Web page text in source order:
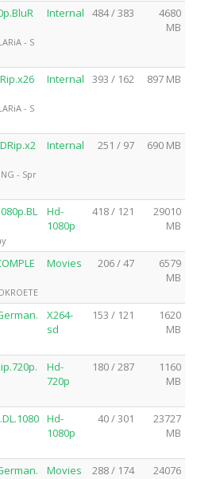
- S
Internal 484 / 383
4680
MB
- S
Internal 393 / 162 897 MB
- Spr
Internal 251 / 97 690 MB
Hd-
1080p
418 / 121
29010
MB
Movies 206 / 47
6579
MB
X264-
sd
153 / 121
1620
MB
Hd-
720p
180 / 287
1160
MB
Hd-
1080p
40 / 301
23727
MB
Movies 288 / 174
24076